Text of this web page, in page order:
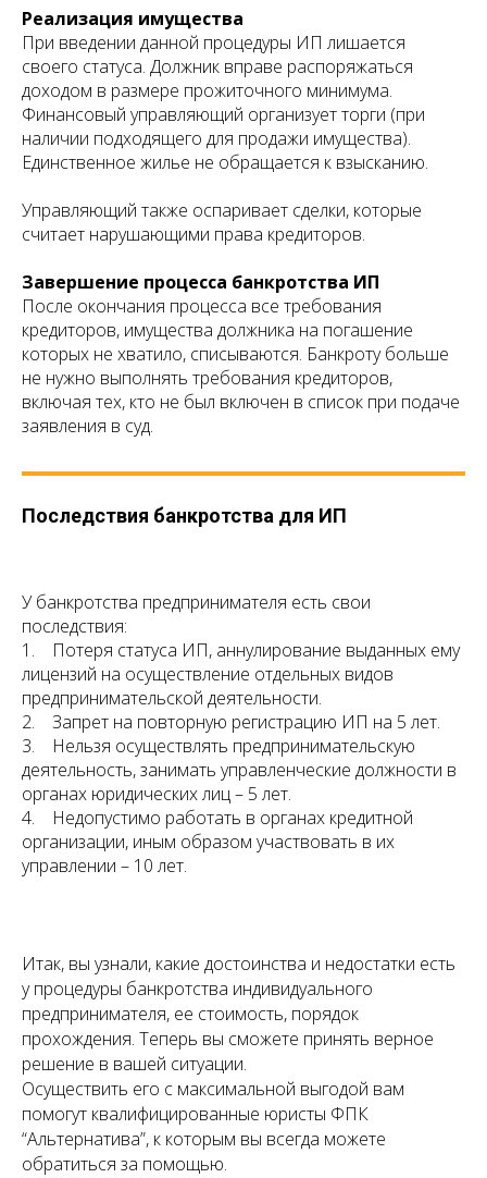
Реализация имущества
При введении данной процедуры ИП лишается
своего статуса. Должник вправе распоряжаться
доходом в размере прожиточного минимума.
Финансовый управляющий организует торги (при
наличии подходящего для продажи имущества).
Единственное жилье не обращается к взысканию.
Управляющий также оспаривает сделки, которые
считает нарушающими права кредиторов.
Завершение процесса банкротства ИП
После окончания процесса все требования
кредиторов, имущества должника на погашение
которых не хватило, списываются. Банкроту больше
не нужно выполнять требования кредиторов,
включая тех, кто не был включен в список при подаче
заявления в суд.
Последствия банкротства для ИП
У банкротства предпринимателя есть свои
последствия:
1. Потеря статуса ИП, аннулирование выданных ему
лицензий на осуществление отдельных видов
предпринимательской деятельности.
2. Запрет на повторную регистрацию ИП на 5 лет.
3. Нельзя осуществлять предпринимательскую
деятельность, занимать управленческие должности в
органах юридических лиц – 5 лет.
4. Недопустимо работать в органах кредитной
организации, иным образом участвовать в их
управлении – 10 лет.
Итак, вы узнали, какие достоинства и недостатки есть
у процедуры банкротства индивидуального
предпринимателя, ее стоимость, порядок
прохождения. Теперь вы сможете принять верное
решение в вашей ситуации.
Осуществить его с максимальной выгодой вам
помогут квалифицированные юристы ФПК
“Альтернатива”, к которым вы всегда можете
обратиться за помощью.